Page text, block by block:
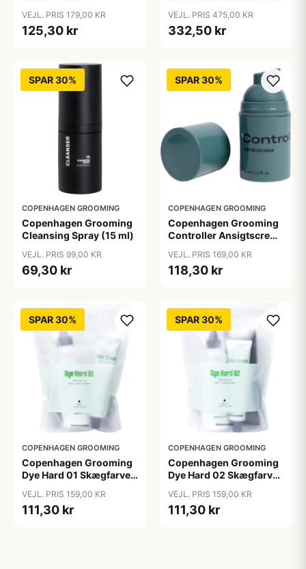
VEJL. PRIS 179,00 KR
125,30 kr
VEJL. PRIS 475,00 KR
332,50 kr
SPAR 30%
COPENHAGEN GROOMING
Copenhagen Grooming
Cleansing Spray (15 ml)
VEJL. PRIS 99,00 KR
69,30 kr
SPAR 30%
COPENHAGEN GROOMING
Copenhagen Grooming
Controller Ansigtscreme
VEJL. PRIS 169,00 KR
118,30 kr
SPAR 30%
COPENHAGEN GROOMING
Copenhagen Grooming
Dye Hard 01 Skægfarve
VEJL. PRIS 159,00 KR
111,30 kr
SPAR 30%
COPENHAGEN GROOMING
Copenhagen Grooming
Dye Hard 02 Skægfarve
VEJL. PRIS 159,00 KR
111,30 kr